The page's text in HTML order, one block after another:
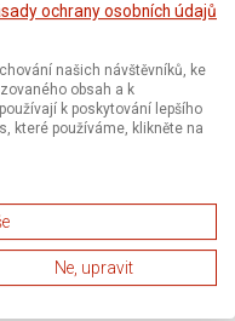
ochrany osobních údajů
našich návštěvníků, ke
obsah a k
k poskytování lepšího
které používáme, klikněte na
Ne, upravit